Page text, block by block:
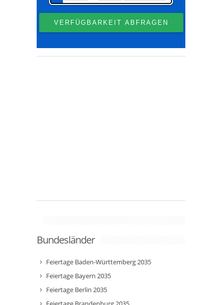
Bundesländer
Feiertage Baden-Württemberg 2035
Feiertage Bayern 2035
Feiertage Berlin 2035